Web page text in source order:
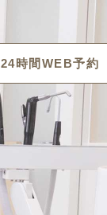
24時間WEB予約